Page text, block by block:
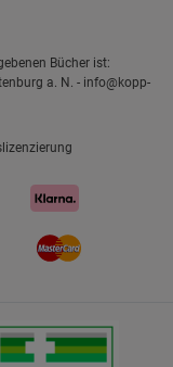
Bücher ist:
a. N. - info@kopp-